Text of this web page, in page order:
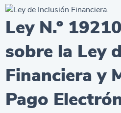
Ley N.º
sobre la Ley
Financiera y
Pago